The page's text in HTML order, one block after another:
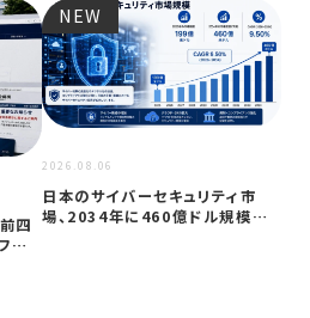
四
ン
NEW
2026.08.06
日本のサイバーセキュリティ市
場、2034年に460億ドル規模へ